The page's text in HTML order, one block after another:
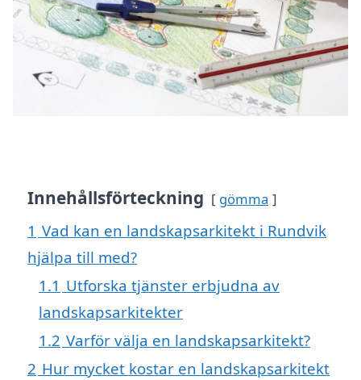
Innehållsförteckning gömma
1 Vad kan en landskapsarkitekt i Rundvik
hjälpa till med?
1.1 Utforska tjänster erbjudna av
landskapsarkitekter
1.2 Varför välja en landskapsarkitekt?
2 Hur mycket kostar en landskapsarkitekt